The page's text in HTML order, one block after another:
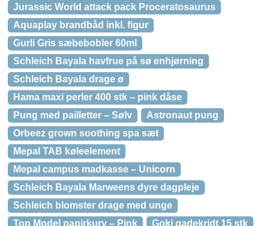
Jurassic World attack pack Proceratosaurus
Aquaplay brandbåd inkl. figur
Gurli Gris sæbebobler 60ml
Schleich Bayala havfrue på sø enhjørning
Schleich Bayala drage ø
Hama maxi perler 400 stk – pink dåse
Pung med pailletter – Sølv
Astronaut pung
Orbeez grown soothing spa sæt
Mepal TAB køleelement
Mepal campus madkasse – Unicorn
Schleich Bayala Marweens dyre dagpleje
Schleich blomster drage med unge
Top Model papirkurv – Pink
Goki gadekridt 15 stk